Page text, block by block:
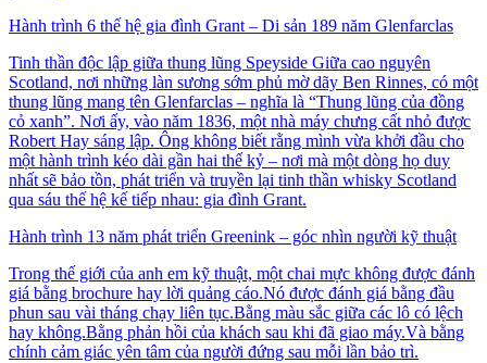
Hành trình 6 thế hệ gia đình Grant – Di sản 189 năm Glenfarclas
Tinh thần độc lập giữa thung lũng Speyside Giữa cao nguyên
Scotland, nơi những làn sương sớm phủ mờ dãy Ben Rinnes, có một
thung lũng mang tên Glenfarclas – nghĩa là “Thung lũng của đồng
cỏ xanh”. Nơi ấy, vào năm 1836, một nhà máy chưng cất nhỏ được
Robert Hay sáng lập. Ông không biết rằng mình vừa khởi đầu cho
một hành trình kéo dài gần hai thế kỷ – nơi mà một dòng họ duy
nhất sẽ bảo tồn, phát triển và truyền lại tinh thần whisky Scotland
qua sáu thế hệ kế tiếp nhau: gia đình Grant.
Hành trình 13 năm phát triển Greenink – góc nhìn người kỹ thuật
Trong thế giới của anh em kỹ thuật, một chai mực không được đánh
giá bằng brochure hay lời quảng cáo.Nó được đánh giá bằng đầu
phun sau vài tháng chạy liên tục.Bằng màu sắc giữa các lô có lệch
hay không.Bằng phản hồi của khách sau khi đã giao máy.Và bằng
chính cảm giác yên tâm của người đứng sau mỗi lần bảo trì.